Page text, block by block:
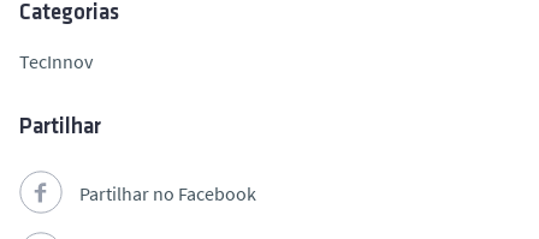
Categorias
TecInnov
Partilhar
Partilhar no Facebook